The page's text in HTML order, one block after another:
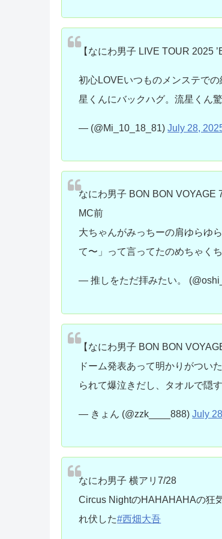
【なにわ男子 LIVE TOUR 2025
初心LOVEいつものメンステで
星くんにバックハグ。流星くん
— (@Mi_10_18_81)July 28,
なにわ男子 BON BON VOYAGE
MC前
大ちゃんがみっちーの肩ゆらゆ
て〜」って言ってたのめちゃく
— 推しをただ拝みたい。
【なにわ男子 BON BON
ドーム発表あって明かりがつい
られて爆泣きだし、タオルで隠
— きょん (@zzk____888)July
なにわ男子 横アリ7/28
Circus NightのHAHAHAHAの狂
れ伏した️#西畑大吾